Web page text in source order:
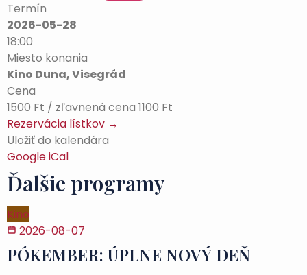
Termín
2026-05-28
18:00
Miesto konania
Kino Duna, Visegrád
Cena
1500 Ft / zľavnená cena 1100 Ft
Rezervácia lístkov →
Uložiť do kalendára
GoogleiCal
Ďalšie programy
Kino
2026-08-07
PÓKEMBER: ÚPLNE NOVÝ DEŇ